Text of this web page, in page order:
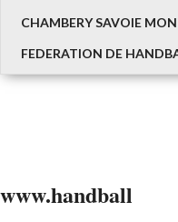
CHAMBERY SAVOIE
FEDERATION DE
www.handball